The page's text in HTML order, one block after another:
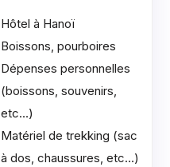
Hôtel à Hanoï
Boissons, pourboires
Dépenses personnelles
(boissons, souvenirs,
etc…)
Matériel de trekking (sac
à dos, chaussures, etc…)